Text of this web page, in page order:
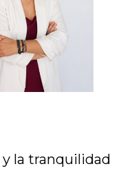
la tranquilidad